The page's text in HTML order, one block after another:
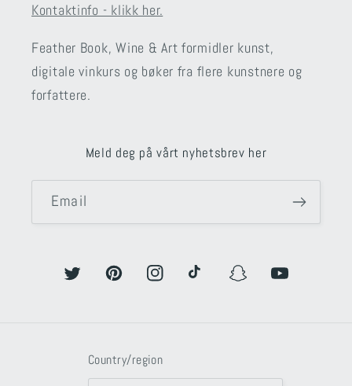
Kontaktinfo - klikk her.
Feather Book, Wine & Art formidler kunst,
digitale vinkurs og bøker fra flere kunstnere og
forfattere.
Meld deg på vårt nyhetsbrev her
Email
Twitter PinterestInstagramTikTok SnapchatYouTube
Country/region